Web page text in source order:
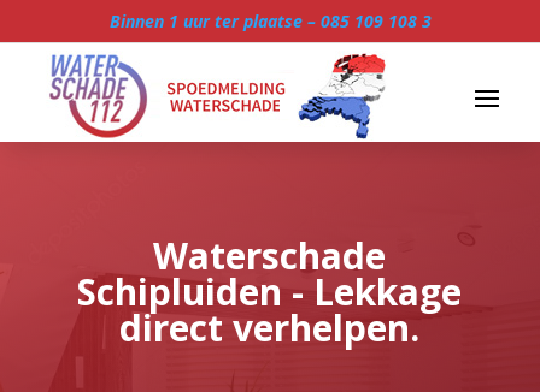
Binnen 1 uur ter plaatse – 085 109 108 3
Waterschade
Schipluiden - Lekkage
direct verhelpen.